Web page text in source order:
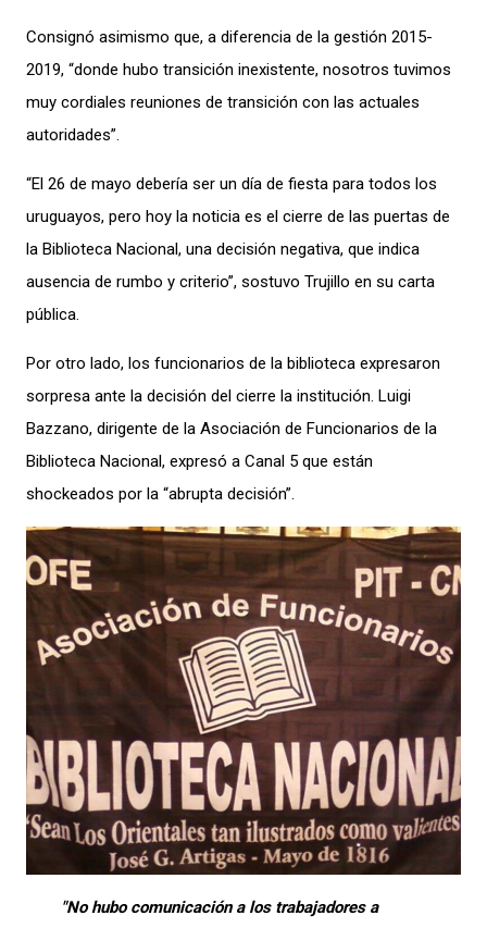
Consignó asimismo que, a diferencia de la gestión 2015-
2019, “donde hubo transición inexistente, nosotros tuvimos
muy cordiales reuniones de transición con las actuales
autoridades”.
“El 26 de mayo debería ser un día de fiesta para todos los
uruguayos, pero hoy la noticia es el cierre de las puertas de
la Biblioteca Nacional, una decisión negativa, que indica
ausencia de rumbo y criterio”, sostuvo Trujillo en su carta
pública.
Por otro lado, los funcionarios de la biblioteca expresaron
sorpresa ante la decisión del cierre la institución. Luigi
Bazzano, dirigente de la Asociación de Funcionarios de la
Biblioteca Nacional, expresó a Canal 5 que están
shockeados por la “abrupta decisión”.
"No hubo comunicación a los trabajadores a